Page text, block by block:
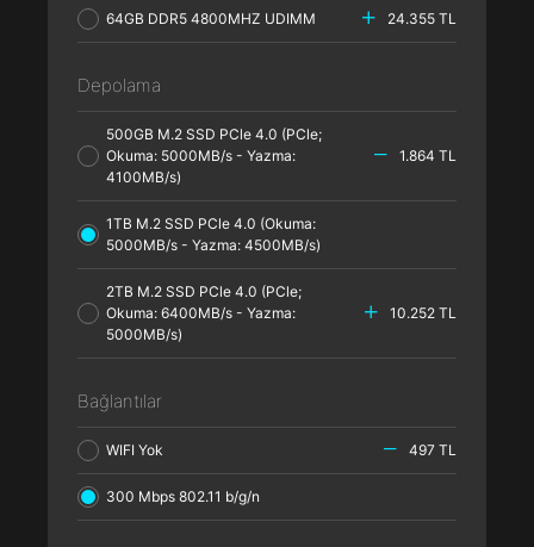
64GB DDR5 4800MHZ UDIMM 24.355 TL
Depolama
500GB M.2 SSD PCle 4.0 (PCle;
Okuma: 5000MB/s - Yazma:
4100MB/s)
1.864 TL
1TB M.2 SSD PCle 4.0 (Okuma:
5000MB/s - Yazma: 4500MB/s)
2TB M.2 SSD PCle 4.0 (PCle;
Okuma: 6400MB/s - Yazma:
5000MB/s)
10.252 TL
Bağlantılar
WIFI Yok 497 TL
300 Mbps 802.11 b/g/n